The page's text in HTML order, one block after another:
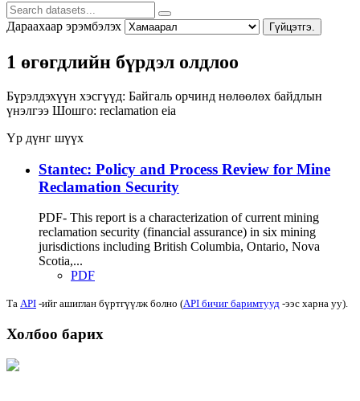
Дараахаар эрэмбэлэх Гүйцэтгэ.
1 өгөгдлийн бүрдэл олдлоо
Бүрэлдэхүүн хэсгүүд: Байгаль орчинд нөлөөлөх байдлын
үнэлгээ Шошго: reclamation eia
Үр дүнг шүүх
Stantec: Policy and Process Review for Mine
Reclamation Security
PDF- This report is a characterization of current mining
reclamation security (financial assurance) in six mining
jurisdictions including British Columbia, Ontario, Nova
Scotia,...
PDF
Та API -ийг ашиглан бүртгүүлж болно (API бичиг баримтууд -ээс харна уу).
Холбоо барих